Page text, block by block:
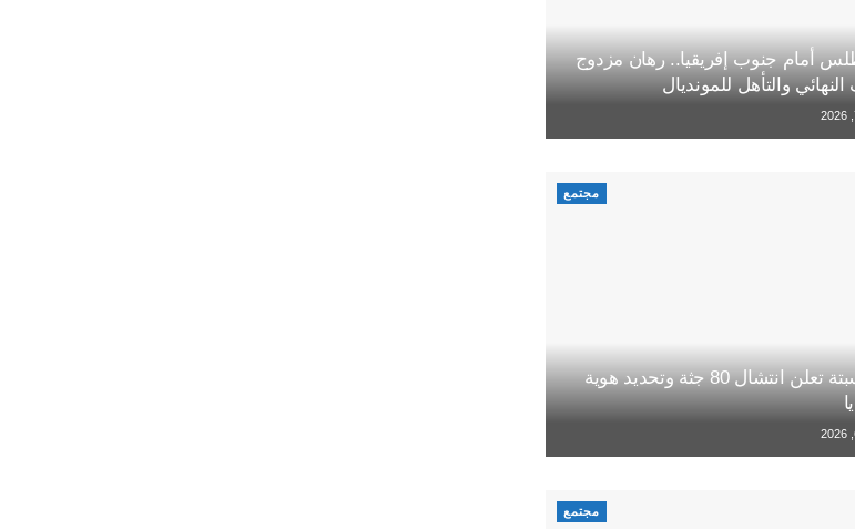
أمام جنوب إفريقيا.. رهان مزدوج
والتأهل للمونديال
مجتمع
سلطات سبتة تعلن انتشال 80 جثة وتحديد هوية
مجتمع